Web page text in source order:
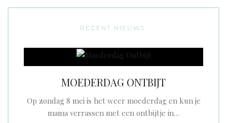
RECENT NIEUWS:
MOEDERDAG ONTBIJT
Op zondag 8 mei is het weer moederdag en kun je
mama verrassen met een ontbijtje in…